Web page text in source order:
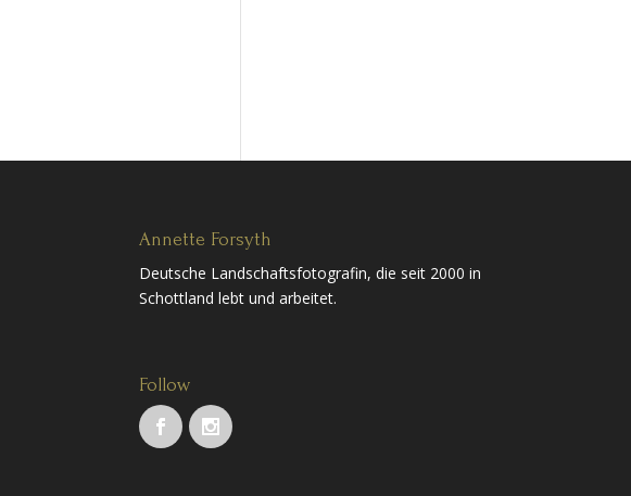
Annette Forsyth
Deutsche Landschaftsfotografin, die seit 2000 in
Schottland lebt und arbeitet.
Follow